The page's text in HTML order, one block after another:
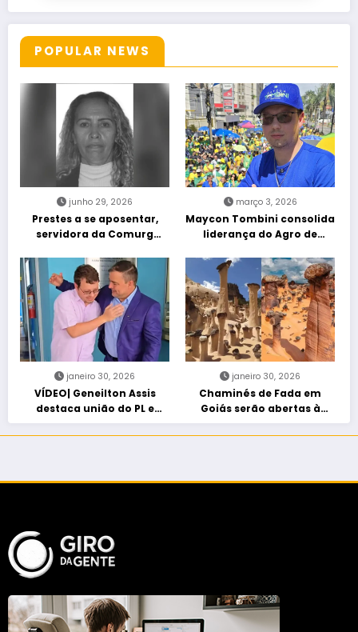
POPULAR NEWS
junho 29, 2026
Prestes a se aposentar,
servidora da Comurg
entra em protocolo de
morte encefálica
março 3, 2026
Maycon Tombini consolida
liderança do Agro de
“Acorda Brasil” em Goiânia
janeiro 30, 2026
VÍDEO| Geneilton Assis
destaca união do PL e
consolidação de apoio a
Maycon Tombini em Jataí
janeiro 30, 2026
Chaminés de Fada em
Goiás serão abertas à
visitação controlada